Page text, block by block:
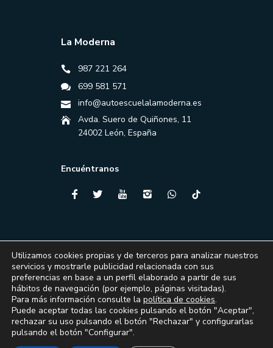
La Moderna
987 221 264
699 581 571
info@autoescuelalamoderna.es
Avda. Suero de Quiñones, 11
24002 León, España
Encuéntranos
Financiado por la Unión Europea – NextGenerationEU
Utilizamos cookies propias y de terceros para analizar nuestros
servicios y mostrarle publicidad relacionada con sus
preferencias en base a un perfil elaborado a partir de sus
hábitos de navegación (por ejemplo, páginas visitadas).
Para más información consulte la política de cookies.
Puede aceptar todas las cookies pulsando el botón "Aceptar",
rechazar su uso pulsando el botón "Rechazar" y configurarlas
pulsando el botón "Configurar".